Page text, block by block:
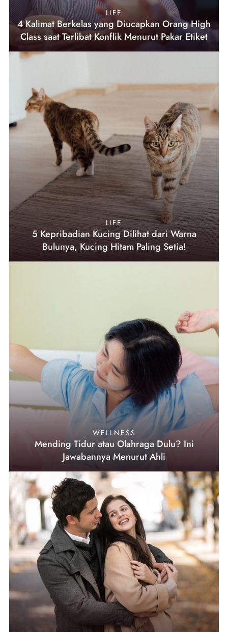
LIFE
4 Kalimat Berkelas yang Diucapkan Orang High
Class saat Terlibat Konflik Menurut Pakar Etiket
LIFE
5 Kepribadian Kucing Dilihat dari Warna
Bulunya, Kucing Hitam Paling Setia!
WELLNESS
Mending Tidur atau Olahraga Dulu? Ini
Jawabannya Menurut Ahli